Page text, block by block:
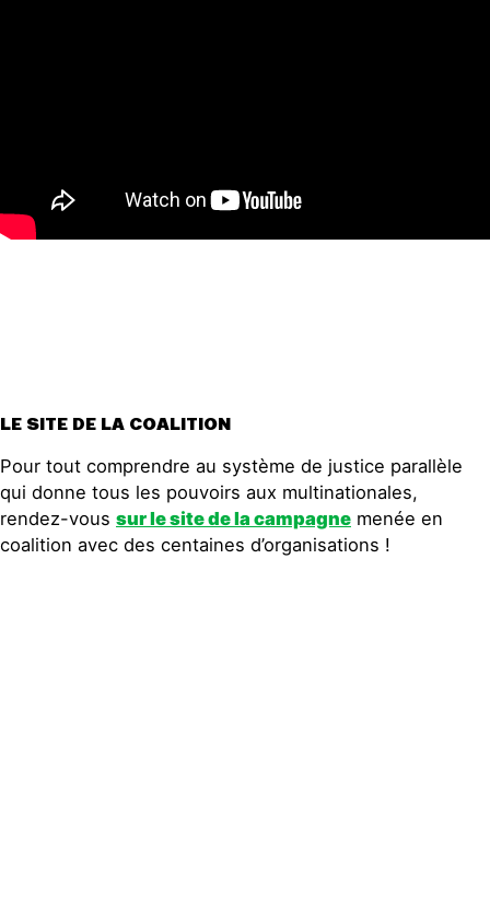
LE SITE DE LA COALITION
Pour tout comprendre au système de justice parallèle
qui donne tous les pouvoirs aux multinationales,
rendez-vous sur le site de la campagne menée en
coalition avec des centaines d’organisations !